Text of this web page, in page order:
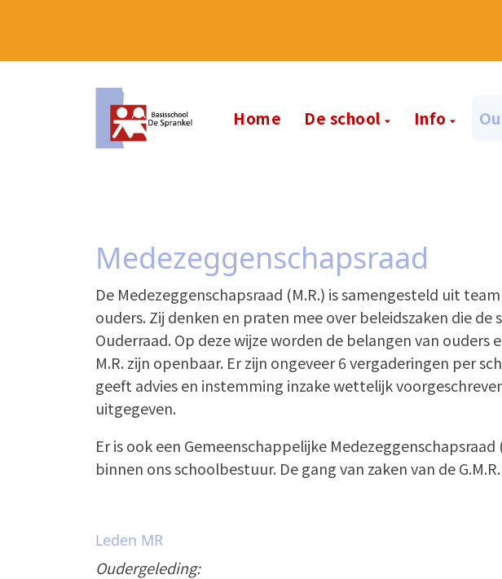
Home De school Info
Medezeggenschapsraad
De Medezeggenschapsraad (M.R.) is samengesteld uit
ouders. Zij denken en praten mee over beleidszaken die
Ouderraad. Op deze wijze worden de belangen van
M.R. zijn openbaar. Er zijn ongeveer 6 vergaderingen per
geeft advies en instemming inzake wettelijk
uitgegeven.
Er is ook een Gemeenschappelijke
binnen ons schoolbestuur. De gang van zaken van de
Leden MR
Oudergeleding: